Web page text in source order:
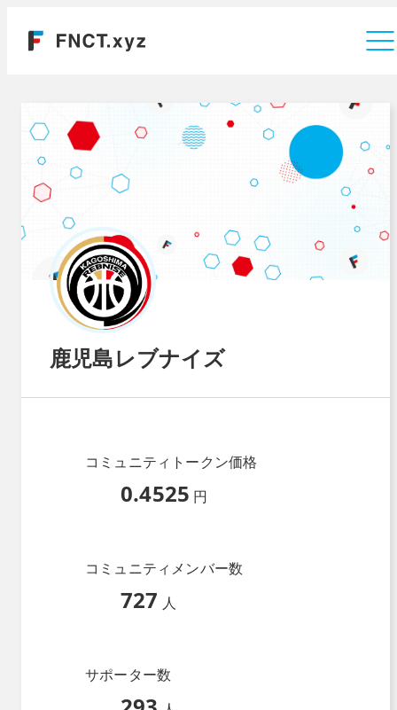
鹿児島レブナイズ
コミュニティトークン価格
0.4525 円
コミュニティメンバー数
727 人
サポーター数